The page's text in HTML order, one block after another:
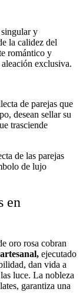
singular y
la calidez del
romántico y
exclusiva.
de parejas que
desean sellar su
trasciende
de las parejas
de lujo
en
oro rosa cobran
, ejecutado
dan vida a
luce. La nobleza
garantiza una